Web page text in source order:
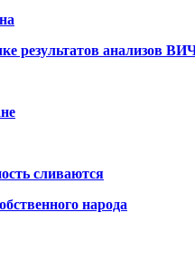
результатов анализов
сливаются
народа